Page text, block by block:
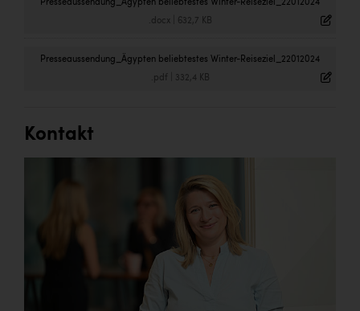
Presseaussendung_Ägypten beliebtestes Winter-Reiseziel_22012024
.docx| 632,7 KB
Presseaussendung_Ägypten beliebtestes Winter-Reiseziel_22012024
.pdf 332,4 KB
Kontakt